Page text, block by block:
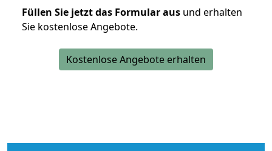
Füllen Sie jetzt das Formular aus und erhalten
Sie kostenlose Angebote.
Kostenlose Angebote erhalten